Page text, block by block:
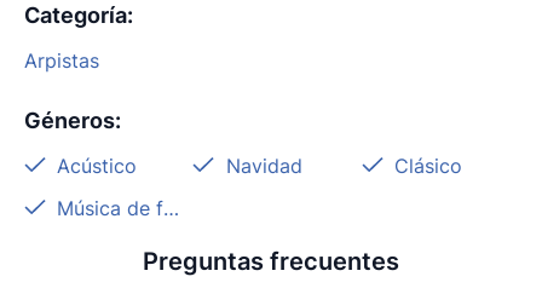
Categoría:
Arpistas
Géneros:
Acústico Navidad
Clásico
Música de fondo
Preguntas frecuentes